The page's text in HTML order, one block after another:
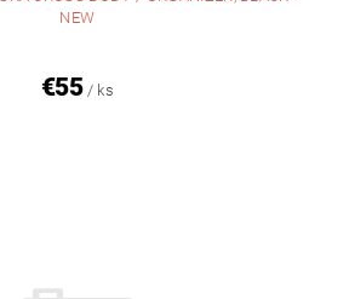
NEW
€55 / ks